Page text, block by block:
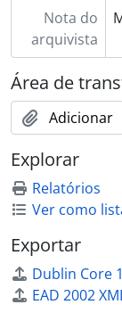
Nota do
arquivista
Área de
Adicionar
Explorar
Relatórios
Ver como
Exportar
Dublin Core
EAD 2002